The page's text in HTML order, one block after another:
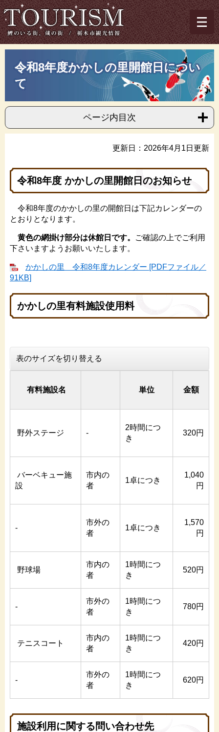
ペ
ー
ジ
の
先
メ
ニ
ュ
ー
を
文
TOURISM～栃木市観光情報
令和8年度かかしの里開館
日について
令和8年度かかしの里開館日につい
て
ページ内目次
更新日：2026年4月1日更新
令和8年度 かかしの里開館日のお知らせ
令和8年度のかかしの里の開館日は下記カレンダーの
とおりとなります。
黄色の網掛け部分は休館日です。
ご確認の上でご利用
下さいますようお願いいたします。
かかしの里 令和8年度カレンダー [PDFファイル／
91KB]
かかしの里有料施設使用料
表のサイズを切り替える
有料施設名 単位 金額
野外ステージ -
2時間につ
き
320円
バーベキュー施
設
市内の
者
1卓につき
1,040
円
-
市外の
者
1卓につき
1,570
円
野球場
市内の
者
1時間につ
き
520円
-
市外の
者
1時間につ
き
780円
テニスコート
市内の
者
1時間につ
き
420円
-
市外の
者
1時間につ
き
620円
施設利用に関する問い合わせ先